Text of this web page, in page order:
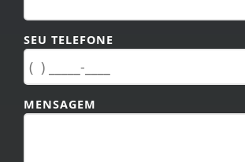
SEU TELEFONE
MENSAGEM